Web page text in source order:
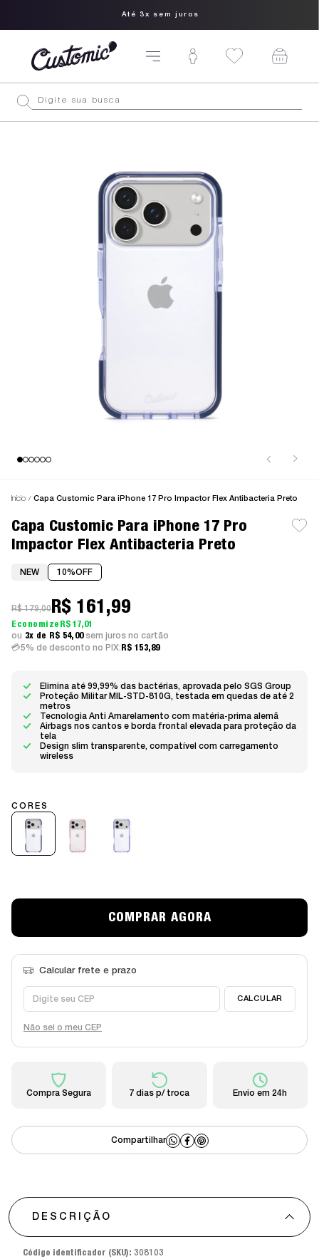
Até 3x sem juros
Início Capa Customic Para iPhone 17 Pro Impactor Flex Antibacteria Preto
Capa Customic Para iPhone 17 Pro
Impactor Flex Antibacteria Preto
NEW 10%OFF
5% de desconto no PIX: R$ 153,89
R$ 179,00R$ 161,99
R$ 17,01
3x
R$ 54,00 sem juros
Elimina até 99,99% das bactérias, aprovada pelo SGS Group
Proteção Militar MIL-STD-810G, testada em quedas de até 2
metros
Tecnologia Anti Amarelamento com matéria-prima alemã
Airbags nos cantos e borda frontal elevada para proteção da
tela
Design slim transparente, compatível com carregamento
wireless
Não sei o meu CEP
Compra Segura 7 dias p/ troca Envio em 24h
DESCRIÇÃO
Código identificador (SKU): 308103